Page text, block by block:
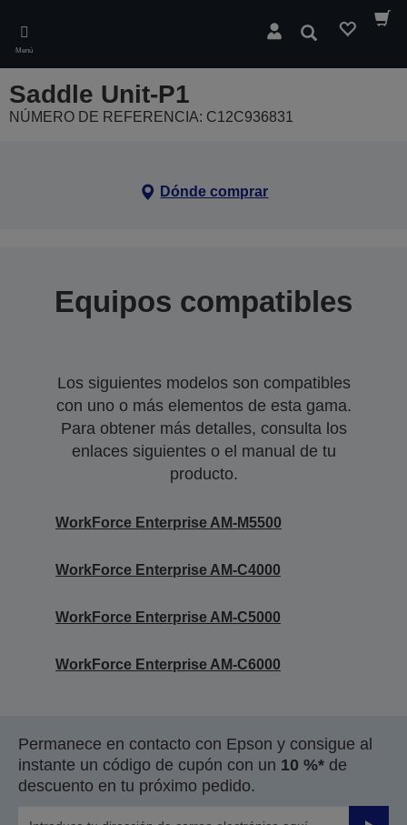
main
content
Menú
Buscar
Saddle Unit-P1
NÚMERO DE REFERENCIA: C12C936831
Dónde comprar
Equipos compatibles
Los siguientes modelos son compatibles
con uno o más elementos de esta gama.
Para obtener más detalles, consulta los
enlaces siguientes o el manual de tu
producto.
WorkForce Enterprise AM-M5500
WorkForce Enterprise AM-C4000
WorkForce Enterprise AM-C5000
WorkForce Enterprise AM-C6000
Permanece en contacto con Epson y consigue al
instante un código de cupón con un 10 %* de
descuento en tu próximo pedido.